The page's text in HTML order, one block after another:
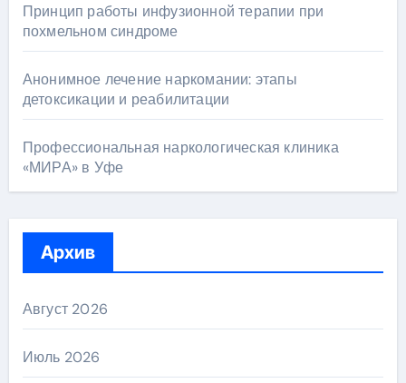
Принцип работы инфузионной терапии при
похмельном синдроме
Анонимное лечение наркомании: этапы
детоксикации и реабилитации
Профессиональная наркологическая клиника
«МИРА» в Уфе
Архив
Август 2026
Июль 2026